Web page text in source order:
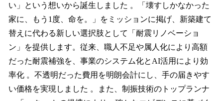
い」という想いから誕生しました 。「壊すしかなかった
家に、もう1度、命を。」をミッションに掲げ、新築建て
替えに代わる新しい選択肢として「耐震リノベーショ
ン」を提供します。従来、職人不足や属人化により高額
だった耐震補強を、事業のシステム化とAI活用により効
率化 。不透明だった費用を明朗会計にし、手の届きやす
い価格を実現しました 。また、制振技術のトップランナ